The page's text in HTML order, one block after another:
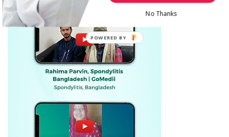
No Thanks
POWERED BY